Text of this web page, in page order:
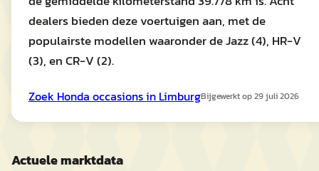
dealers bieden deze voertuigen aan, met de
populairste modellen waaronder de Jazz (4), HR-V
(3), en CR-V (2).
Zoek Honda occasions in LimburgBijgewerkt op29 juli 2026
Actuele marktdata